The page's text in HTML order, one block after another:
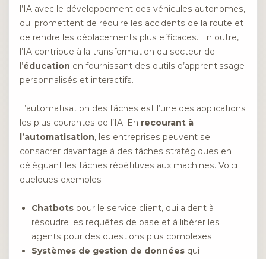
l’IA avec le développement des véhicules autonomes,
qui promettent de réduire les accidents de la route et
de rendre les déplacements plus efficaces. En outre,
l’IA contribue à la transformation du secteur de
l’éducation en fournissant des outils d’apprentissage
personnalisés et interactifs.
L’automatisation des tâches est l’une des applications
les plus courantes de l’IA. En recourant à
l’automatisation, les entreprises peuvent se
consacrer davantage à des tâches stratégiques en
déléguant les tâches répétitives aux machines. Voici
quelques exemples :
Chatbots pour le service client, qui aident à
résoudre les requêtes de base et à libérer les
agents pour des questions plus complexes.
Systèmes de gestion de données qui